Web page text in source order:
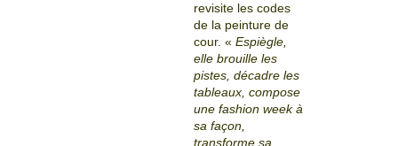
revisite les codes
de la peinture de
cour. « Espiègle,
elle brouille les
pistes, décadre les
tableaux, compose
une fashion week à
sa façon,
transforme sa